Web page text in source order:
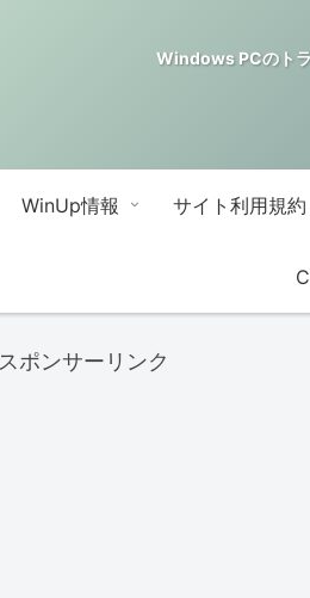
Windows PCのト
WinUp情報 サイト利用規約
スポンサーリンク